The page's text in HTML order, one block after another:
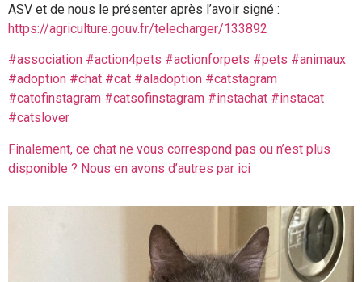
ASV et de nous le présenter après l’avoir signé :
https://agriculture.gouv.fr/telecharger/133892
#association #action4pets #actionforpets #pets #animaux
#adoption #chat #cat #aladoption #catstagram
#catofinstagram #catsofinstagram #instachat #instacat
#catslover
Finalement, ce chat ne vous correspond pas ou n’est plus
disponible ? Nous en avons d’autres par ici